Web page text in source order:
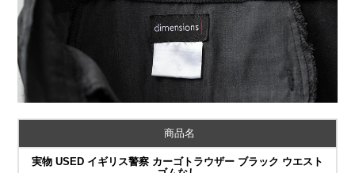
商品名
実物 USED イギリス警察 カーゴトラウザー ブラック ウエスト